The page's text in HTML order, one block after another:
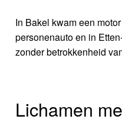
In Bakel kwam een
personenauto en in
zonder betrokkenheid
Lichamen